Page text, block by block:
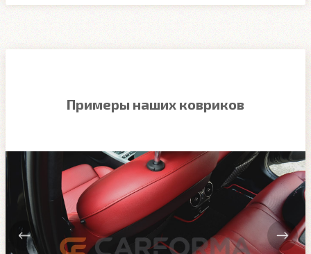
Примеры наших ковриков